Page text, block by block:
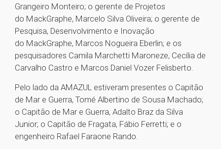
Grangeiro Monteiro; o gerente de Projetos
do MackGraphe, Marcelo Silva Oliveira; o gerente de
Pesquisa, Desenvolvimento e Inovação
do MackGraphe, Marcos Nogueira Eberlin; e os
pesquisadores Camila Marchetti Maroneze, Cecília de
Carvalho Castro e Marcos Daniel Vozer Felisberto.
Pelo lado da AMAZUL estiveram presentes o Capitão
de Mar e Guerra, Tomé Albertino de Sousa Machado;
o Capitão de Mar e Guerra, Adalto Braz da Silva
Junior; o Capitão de Fragata, Fábio Ferretti; e o
engenheiro Rafael Faraone Rando.